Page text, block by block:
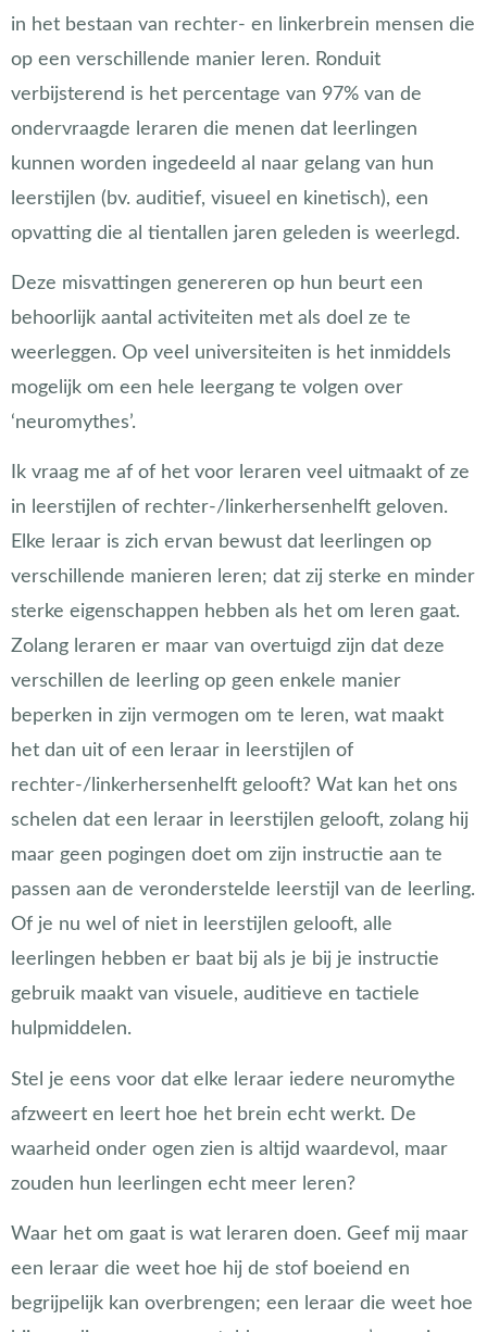
in het bestaan van rechter- en linkerbrein mensen die
op een verschillende manier leren. Ronduit
verbijsterend is het percentage van 97% van de
ondervraagde leraren die menen dat leerlingen
kunnen worden ingedeeld al naar gelang van hun
leerstijlen (bv. auditief, visueel en kinetisch), een
opvatting die al tientallen jaren geleden is weerlegd.
Deze misvattingen genereren op hun beurt een
behoorlijk aantal activiteiten met als doel ze te
weerleggen. Op veel universiteiten is het inmiddels
mogelijk om een hele leergang te volgen over
‘neuromythes’.
Ik vraag me af of het voor leraren veel uitmaakt of ze
in leerstijlen of rechter-/linkerhersenhelft geloven.
Elke leraar is zich ervan bewust dat leerlingen op
verschillende manieren leren; dat zij sterke en minder
sterke eigenschappen hebben als het om leren gaat.
Zolang leraren er maar van overtuigd zijn dat deze
verschillen de leerling op geen enkele manier
beperken in zijn vermogen om te leren, wat maakt
het dan uit of een leraar in leerstijlen of
rechter-/linkerhersenhelft gelooft? Wat kan het ons
schelen dat een leraar in leerstijlen gelooft, zolang hij
maar geen pogingen doet om zijn instructie aan te
passen aan de veronderstelde leerstijl van de leerling.
Of je nu wel of niet in leerstijlen gelooft, alle
leerlingen hebben er baat bij als je bij je instructie
gebruik maakt van visuele, auditieve en tactiele
hulpmiddelen.
Stel je eens voor dat elke leraar iedere neuromythe
afzweert en leert hoe het brein echt werkt. De
waarheid onder ogen zien is altijd waardevol, maar
zouden hun leerlingen echt meer leren?
Waar het om gaat is wat leraren doen. Geef mij maar
een leraar die weet hoe hij de stof boeiend en
begrijpelijk kan overbrengen; een leraar die weet hoe